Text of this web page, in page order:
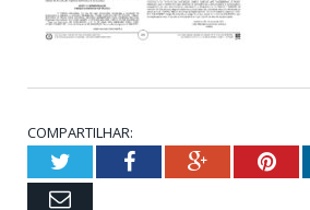
COMPARTILHAR:
TwitterFacebookGoogle+
Email